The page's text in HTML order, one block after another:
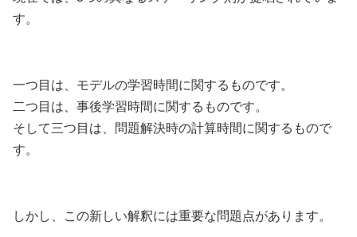
す。
一つ目は、モデルの学習時間に関するものです。
二つ目は、事後学習時間に関するものです。
そして三つ目は、問題解決時の計算時間に関するもので
す。
しかし、この新しい解釈には重要な問題点があります。